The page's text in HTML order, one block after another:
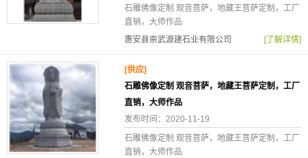
石雕佛像定制 观音菩萨，地藏王菩萨定制，工厂
直销，大师作品
惠安县崇武源建石业有限公司
[了解详情]
[供应]
石雕佛像定制 观音菩萨，地藏王菩萨定制，工厂
直销，大师作品
发布时间：2020-11-19
石雕佛像定制 观音菩萨，地藏王菩萨定制，工厂
直销，大师作品